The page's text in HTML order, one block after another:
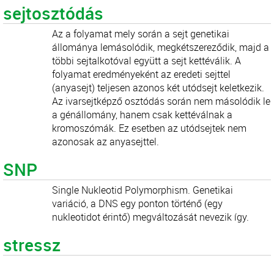
sejtosztódás
Az a folyamat mely során a sejt genetikai
állománya lemásolódik, megkétszereződik, majd a
többi sejtalkotóval együtt a sejt kettéválik. A
folyamat eredményeként az eredeti sejttel
(anyasejt) teljesen azonos két utódsejt keletkezik.
Az ivarsejtképző osztódás során nem másolódik le
a génállomány, hanem csak kettéválnak a
kromoszómák. Ez esetben az utódsejtek nem
azonosak az anyasejttel.
SNP
Single Nukleotid Polymorphism. Genetikai
variáció, a DNS egy ponton történő (egy
nukleotidot érintő) megváltozását nevezik így.
stressz